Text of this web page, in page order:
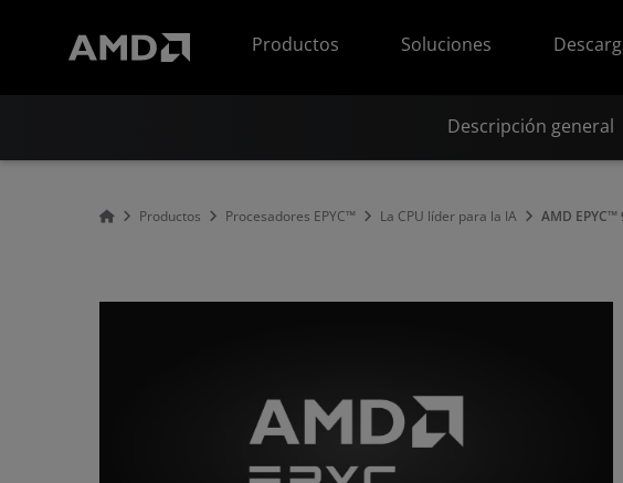
Productos
Soluciones
Descripción general
Productos Procesadores EPYC™ La CPU líder para la IA AMD EPYC™